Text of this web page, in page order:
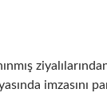
imzasını